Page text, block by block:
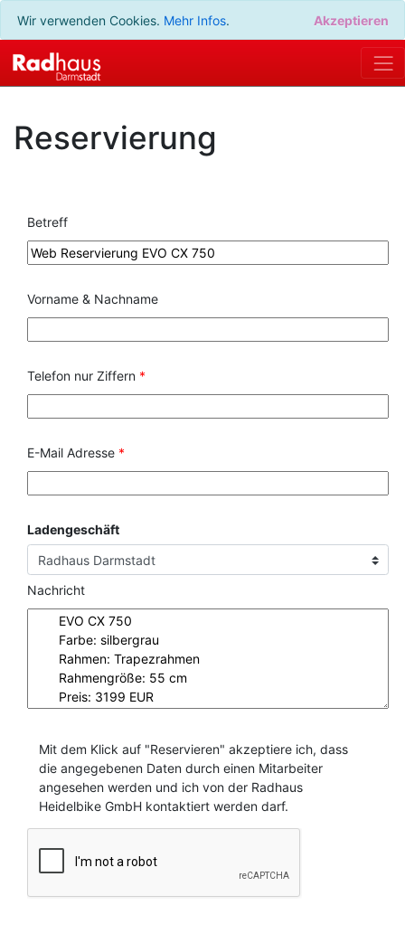
Wir verwenden Cookies. Mehr Infos. Akzeptieren
Reservierung
Betreff
Vorname & Nachname
Telefon nur Ziffern *
E-Mail Adresse *
Ladengeschäft
Nachricht
Mit dem Klick auf "Reservieren" akzeptiere ich, dass
die angegebenen Daten durch einen Mitarbeiter
angesehen werden und ich von der Radhaus
Heidelbike GmbH kontaktiert werden darf.